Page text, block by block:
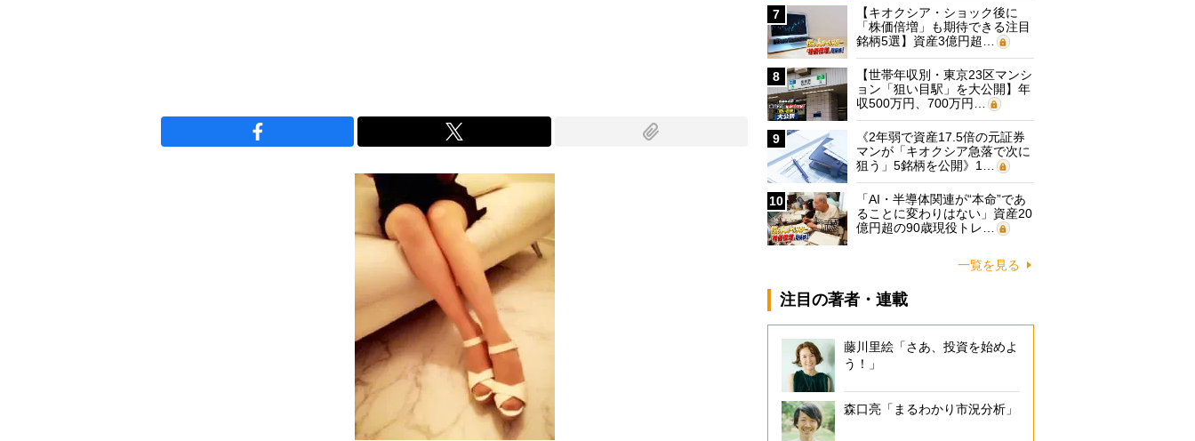
7
【キオクシア・ショック後に
「株価倍増」も期待できる注目
銘柄5選】資産3億円超…
8
【世帯年収別・東京23区マンシ
ョン「狙い目駅」を大公開】年
収500万円、700万円…
9
《2年弱で資産17.5倍の元証券
マンが「キオクシア急落で次に
狙う」5銘柄を公開》1…
10
「AI・半導体関連が“本命”であ
ることに変わりはない」資産20
億円超の90歳現役トレ…
一覧を見る
注目の著者・連載
藤川里絵「さあ、投資を始めよ
う！」
森口亮「まるわかり市況分析」